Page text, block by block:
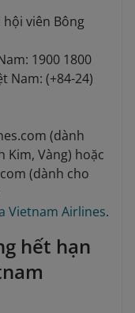
viên Bông
1900 1800
Nam: (+84-24)
(dành
Kim, Vàng) hoặc
(dành cho
Vietnam Airlines.
hết hạn